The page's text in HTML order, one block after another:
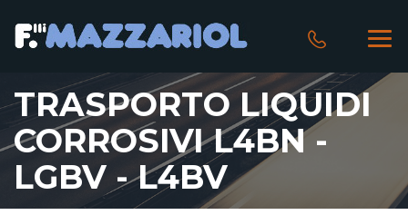
TRASPORTO LIQUIDI
CORROSIVI L4BN -
LGBV - L4BV